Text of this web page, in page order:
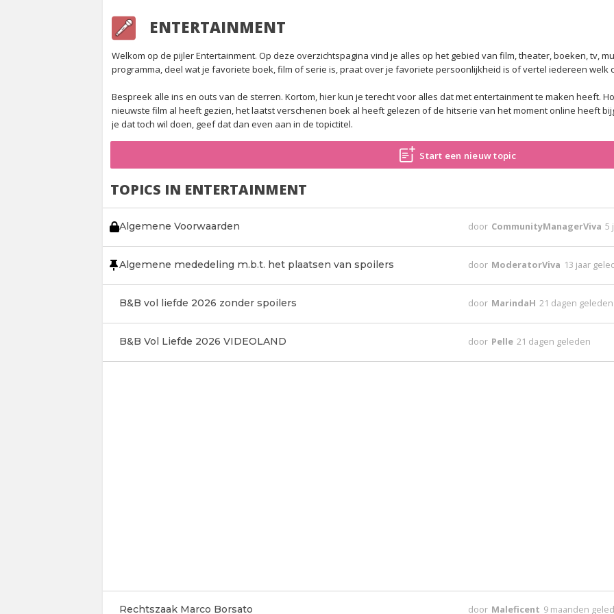
ENTERTAINMENT
Welkom op de pijler Entertainment. Op deze overzichtspagina vind je alles op het gebied van film, theater, boeken, tv,
programma, deel wat je favoriete boek, film of serie is, praat over je favoriete persoonlijkheid is of vertel iedereen welk
Bespreek alle ins en outs van de sterren. Kortom, hier kun je terecht voor alles dat met entertainment te maken heeft.
nieuwste film al heeft gezien, het laatst verschenen boek al heeft gelezen of de hitserie van het moment online heeft
je dat toch wil doen, geef dat dan even aan in de topictitel.
Start een nieuw topic
TOPICS IN ENTERTAINMENT
Algemene Voorwaarden door CommunityManagerViva 5
Algemene mededeling m.b.t. het plaatsen van spoilers door ModeratorViva 13 jaar
B&B vol liefde 2026 zonder spoilers door MarindaH 21 dagen geleden
B&B Vol Liefde 2026 VIDEOLAND door Pelle 21 dagen geleden
Rechtszaak Marco Borsato door Maleficent 9 maanden